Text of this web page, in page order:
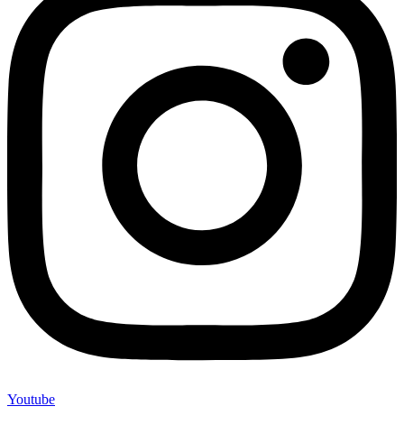
Youtube